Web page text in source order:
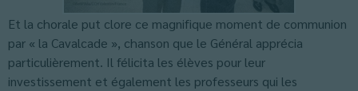
Et la chorale put clore ce magnifique moment de communion
par « la Cavalcade », chanson que le Général apprécia
particulièrement. Il félicita les élèves pour leur
investissement et également les professeurs qui les